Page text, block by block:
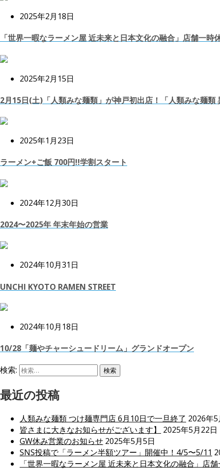
2025年2月18日
「世界一暇なラーメン屋 近未来と日本文化の融合」店舗一時
2025年2月15日
2月15日(土)「人類みな麺類」が神戸初出店！「人類みな麺
2025年1月23日
ラーメン+ご飯 700円!!学割スタート
2024年12月30日
2024〜2025年 年末年始の営業
2024年10月31日
UNCHI KYOTO RAMEN STREET
2024年10月18日
10/28「麺やチャーシュードリーム」グランドオープン
検索:
最近の投稿
人類みな麺類 つけ麺専門店 6月10日で一旦終了 2026年5
皆さまに大きなお知らせがございます】
2025年5月22日
GW休み営業のお知らせ 2025年5月5日
SNS投稿で「ラーメン半額ツアー」開催中！4/5〜5/11
「世界一暇なラーメン屋 近未来と日本文化の融合」店